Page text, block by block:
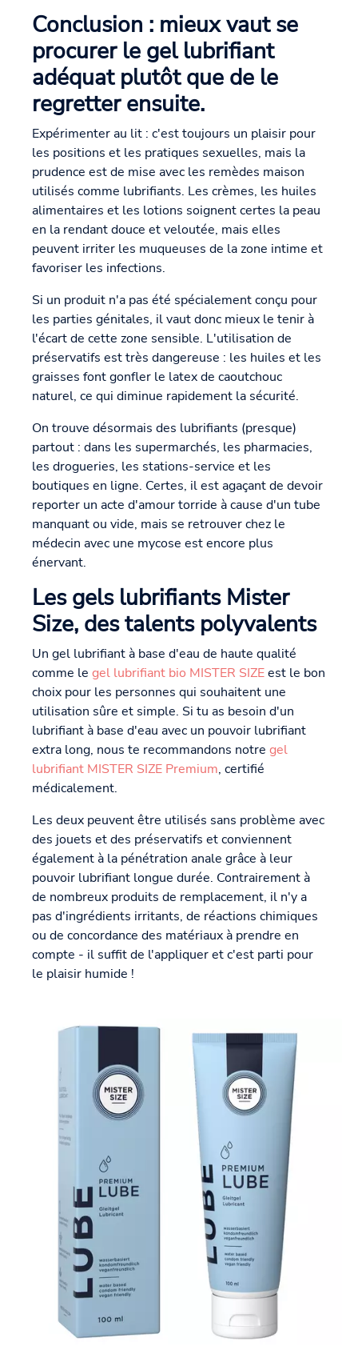
Conclusion : mieux vaut se
procurer le gel lubrifiant
adéquat plutôt que de le
regretter ensuite.
Expérimenter au lit : c'est toujours un plaisir pour
les positions et les pratiques sexuelles, mais la
prudence est de mise avec les remèdes maison
utilisés comme lubrifiants. Les crèmes, les huiles
alimentaires et les lotions soignent certes la peau
en la rendant douce et veloutée, mais elles
peuvent irriter les muqueuses de la zone intime et
favoriser les infections.
Si un produit n'a pas été spécialement conçu pour
les parties génitales, il vaut donc mieux le tenir à
l'écart de cette zone sensible. L'utilisation de
préservatifs est très dangereuse : les huiles et les
graisses font gonfler le latex de caoutchouc
naturel, ce qui diminue rapidement la sécurité.
On trouve désormais des lubrifiants (presque)
partout : dans les supermarchés, les pharmacies,
les drogueries, les stations-service et les
boutiques en ligne. Certes, il est agaçant de devoir
reporter un acte d'amour torride à cause d'un tube
manquant ou vide, mais se retrouver chez le
médecin avec une mycose est encore plus
énervant.
Les gels lubrifiants Mister
Size, des talents polyvalents
Un gel lubrifiant à base d'eau de haute qualité
comme le gel lubrifiant bio MISTER SIZEest le bon
choix pour les personnes qui souhaitent une
utilisation sûre et simple. Si tu as besoin d'un
lubrifiant à base d'eau avec un pouvoir lubrifiant
extra long, nous te recommandons notre gel
lubrifiant MISTER SIZE Premium, certifié
médicalement.
Les deux peuvent être utilisés sans problème avec
des jouets et des préservatifs et conviennent
également à la pénétration anale grâce à leur
pouvoir lubrifiant longue durée. Contrairement à
de nombreux produits de remplacement, il n'y a
pas d'ingrédients irritants, de réactions chimiques
ou de concordance des matériaux à prendre en
compte - il suffit de l'appliquer et c'est parti pour
le plaisir humide !